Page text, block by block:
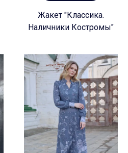
Жакет "Классика.
Наличники Костромы"